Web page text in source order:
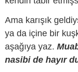
Ama karışık
ya da içine bir
aşağıya yaz.
nasibi de hayır